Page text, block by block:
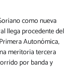
como nueva
llega procedente del
Autonómica,
meritoria tercera
por banda y